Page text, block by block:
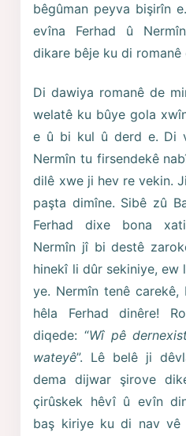
bêgûman peyva bişirîn
evîna Ferhad û
dikare bêje ku di romanê
Di dawiya romanê de
welatê ku bûye gola
e û bi kul û derd e. Di
Nermîn tu firsendekê
dilê xwe ji hev re vekin.
paşta dimîne. Sibê zû
Ferhad dixe bona
Nermîn jî bi destê
hinekî li dûr sekiniye, ew
ye. Nermîn tenê
hêla Ferhad dinêre!
diqede: “Wî pê
wateyê”. Lê belê ji
dema dijwar şirove
çirûskek hêvî û evîn
baş kiriye ku di nav vê